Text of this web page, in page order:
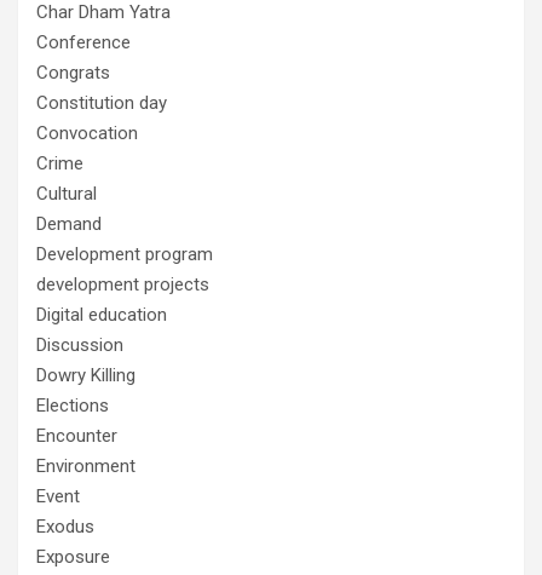
Char Dham Yatra
Conference
Congrats
Constitution day
Convocation
Crime
Cultural
Demand
Development program
development projects
Digital education
Discussion
Dowry Killing
Elections
Encounter
Environment
Event
Exodus
Exposure